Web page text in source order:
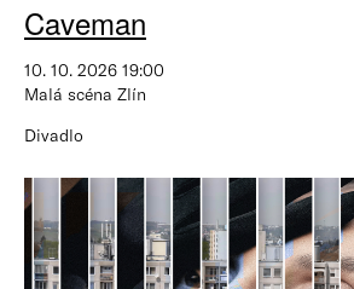
Caveman
10. 10. 2026 19:00
Malá scéna Zlín
Divadlo